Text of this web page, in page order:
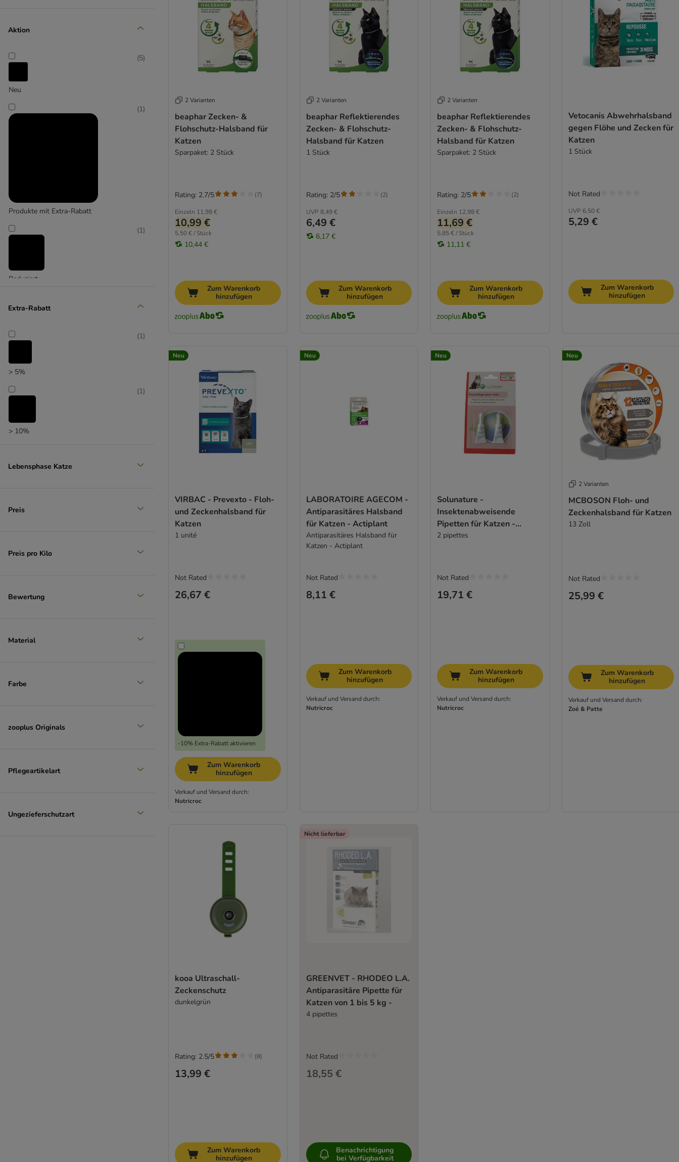
LABORATOIRE AGECOM
Mcboson
Aktion
Neu
(5)
Produkte mit Extra-Rabatt
(1)
Reduziert
(1)
Extra-Rabatt
> 5%
(1)
> 10%
(1)
Lebensphase Katze
Preis
Preis pro Kilo
Bewertung
Material
Farbe
zooplus Originals
Pflegeartikelart
Ungezieferschutzart
2 Varianten
beaphar Zecken- &
Flohschutz-Halsband für
Katzen
Sparpaket: 2 Stück
Einzeln 11,98 €
10,99 €
5,50 € / Stück
10,44 €
Rating: 2.7/5 (7)
Zum Warenkorb
hinzufügen
2 Varianten
beaphar Reflektierendes
Zecken- & Flohschutz-
Halsband für Katzen
1 Stück
UVP 8,49 €
6,49 €
6,17 €
Rating: 2/5 (2)
Zum Warenkorb
hinzufügen
2 Varianten
beaphar Reflektierendes
Zecken- & Flohschutz-
Halsband für Katzen
Sparpaket: 2 Stück
Einzeln 12,98 €
11,69 €
5,85 € / Stück
11,11 €
Rating: 2/5 (2)
Zum Warenkorb
hinzufügen
Vetocanis Abwehrhalsband
gegen Flöhe und Zecken für
Katzen
1 Stück
UVP 6,50 €
5,29 €
Not Rated
Zum Warenkorb
hinzufügen
Neu
VIRBAC - Prevexto - Floh-
und Zeckenhalsband für
Katzen
1 unité
26,67 €
-10% Extra-Rabatt aktivieren
Not Rated
Zum Warenkorb
hinzufügen
Verkauf und Versand durch:
Nutricroc
Neu
LABORATOIRE AGECOM -
Antiparasitäres Halsband
für Katzen - Actiplant
Antiparasitäres Halsband für
Katzen - Actiplant
8,11 €
Not Rated
Zum Warenkorb
hinzufügen
Verkauf und Versand durch:
Nutricroc
Neu
Solunature -
Insektenabweisende
Pipetten für Katzen -
Solunature
2 pipettes
19,71 €
Not Rated
Zum Warenkorb
hinzufügen
Verkauf und Versand durch:
Nutricroc
Neu
2 Varianten
MCBOSON Floh- und
Zeckenhalsband für Katzen
13 Zoll
25,99 €
Not Rated
Zum Warenkorb
hinzufügen
Verkauf und Versand durch:
Zoé & Patte
kooa Ultraschall-
Zeckenschutz
dunkelgrün
13,99 €
Rating: 2.5/5 (8)
Zum Warenkorb
hinzufügen
Nicht lieferbar
GREENVET - RHODEO L.A.
Antiparasitäre Pipette für
Katzen von 1 bis 5 kg -
4 pipettes
18,55 €
Not Rated
Benachrichtigung
bei Verfügbarkeit